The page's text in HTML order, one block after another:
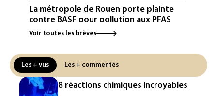
La métropole de Rouen porte plainte
contre BASF pour pollution aux PFAS
Canicule: à l'arrêt depuis fin juillet, la
réseau
Véhicules de livraison autonomes: la
France ouvre la voie à leur
Voir toutes les brèves
Les + vus Les + commentés
8 réactions chimiques incroyables